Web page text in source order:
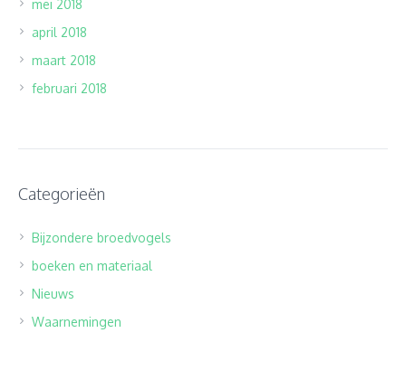
mei 2018
april 2018
maart 2018
februari 2018
Categorieën
Bijzondere broedvogels
boeken en materiaal
Nieuws
Waarnemingen